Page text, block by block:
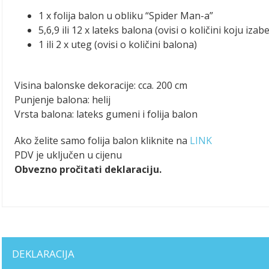
1 x folija balon u obliku “Spider Man-a”
5,6,9 ili 12 x lateks balona (ovisi o količini koju
1 ili 2 x uteg (ovisi o količini balona)
Visina balonske dekoracije: cca. 200 cm
Punjenje balona: helij
Vrsta balona: lateks gumeni i folija balon
Ako želite samo folija balon kliknite na LINK
PDV je uključen u cijenu
Obvezno pročitati deklaraciju.
DEKLARACIJA